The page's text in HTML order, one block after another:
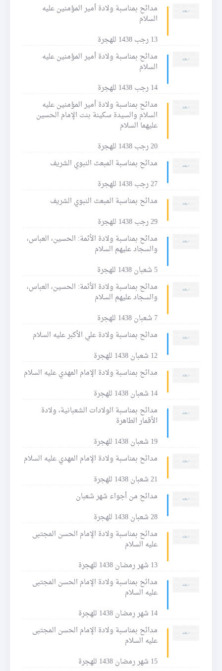
مدائح بمناسبة ولادة أمير المؤمنين عليه
السلام
13 رجب 1438 للهجرة
مدائح بمناسبة ولادة أمير المؤمنين عليه
السلام
14 رجب 1438 للهجرة
مدائح بمناسبة ولادة أمير المؤمنين عليه
السلام والسيدة سكينة بنت الإمام الحسين
عليهما السلام
20 رجب 1438 للهجرة
مدائح بمناسبة المبعث النبوي الشريف
27 رجب 1438 للهجرة
مدائح بمناسبة المبعث النبوي الشريف
29 رجب 1438 للهجرة
مدائح بمناسبة ولادة الأئمة: الحسين، العباس،
والسجاد عليهم السلام
5 شعبان 1438 للهجرة
مدائح بمناسبة ولادة الأئمة: الحسين، العباس،
والسجاد عليهم السلام
7 شعبان 1438 للهجرة
مدائح بمناسبة ولادة علي الأكبر عليه السلام
12 شعبان 1438 للهجرة
مدائح بمناسبة ولادة الإمام المهدي عليه السلام
14 شعبان 1438 للهجرة
مدائح بمناسبة الولادات الشعبانية، ولادة
الأقمار الطاهرة
19 شعبان 1438 للهجرة
مدائح بمناسبة ولادة الإمام المهدي عليه السلام
21 شعبان 1438 للهجرة
مدائح من أجواء شهر شعبان
28 شعبان 1438 للهجرة
مدائح بمناسبة ولادة الإمام الحسن المجتبى
عليه السلام
13 شهر رمضان 1438 للهجرة
مدائح بمناسبة ولادة الإمام الحسن المجتبى
عليه السلام
14 شهر رمضان 1438 للهجرة
مدائح بمناسبة ولادة الإمام الحسن المجتبى
عليه السلام
15 شهر رمضان 1438 للهجرة